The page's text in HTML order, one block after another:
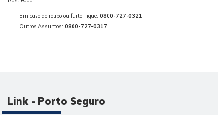
Em caso de roubo ou furto, ligue:0800-727-0321
Outros Assuntos:0800-727-0317
Link - Porto Seguro